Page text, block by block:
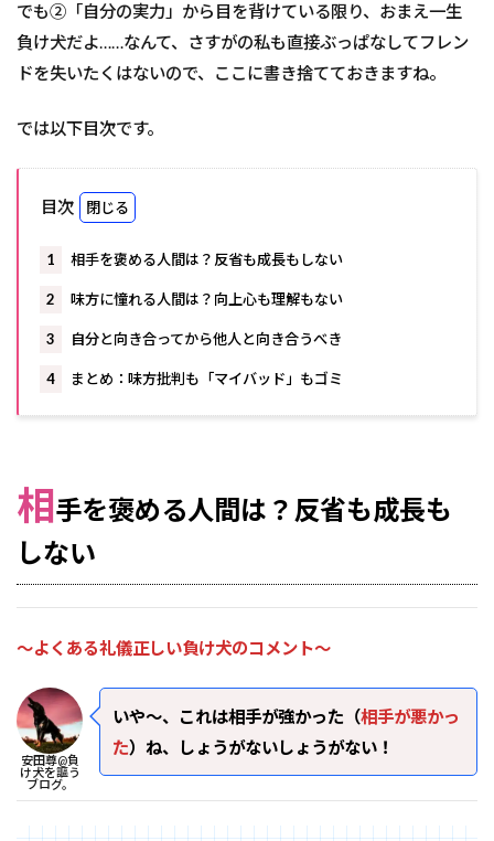
でも②「自分の実力」から目を背けている限り、おまえ一生
負け犬だよ……なんて、さすがの私も直接ぶっぱなしてフレン
ドを失いたくはないので、ここに書き捨てておきますね。
では以下目次です。
目次
1 相手を褒める人間は？反省も成長もしない
2 味方に憧れる人間は？向上心も理解もない
3 自分と向き合ってから他人と向き合うべき
4 まとめ：味方批判も「マイバッド」もゴミ
相手を褒める人間は？反省も成長も
しない
～よくある礼儀正しい負け犬のコメント～
安田尊@負
け犬を謳う
ブログ。
いや～、これは相手が強かった（相手が悪かっ
た）ね、しょうがないしょうがない！